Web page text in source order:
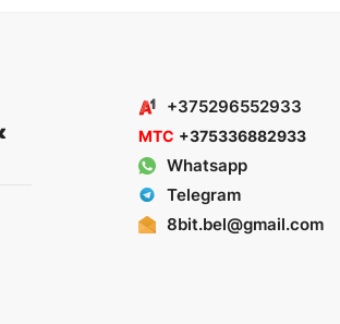
+375296552933
МТС +375336882933
Whatsapp
Telegram
8bit.bel@gmail.com